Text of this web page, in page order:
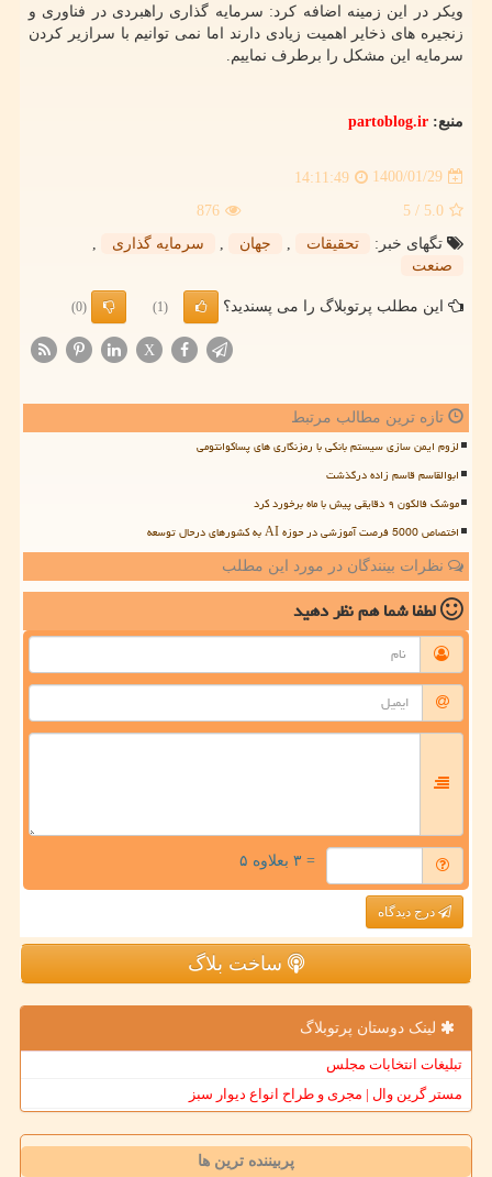
ویکر در این زمینه اضافه کرد: سرمایه گذاری راهبردی در فناوری و
زنجیره های ذخایر اهمیت زیادی دارند اما نمی توانیم با سرازیر کردن
سرمایه این مشکل را برطرف نماییم.
منبع: partoblog.ir
1400/01/29
14:11:49
5.0
/ 5
876
تگهای خبر:
تحقیقات جهان سرمایه گذاری
صنعت
این مطلب پرتوبلاگ را می پسندید؟ (1)
(0)
X
تازه ترین مطالب مرتبط
لزوم ایمن سازی سیستم بانکی با رمزنگاری های پساکوانتومی
ابوالقاسم قاسم زاده درگذشت
موشک فالکون ۹ دقایقی پیش با ماه برخورد کرد
اختصاص 5000 فرصت آموزشی در حوزه AI به کشورهای درحال توسعه
نظرات بینندگان در مورد این مطلب
لطفا شما همنظر دهید
= ۳ بعلاوه ۵
درج دیدگاه
ساخت بلاگ
لینک دوستان پرتوبلاگ
تبلیغات انتخابات مجلس
مستر گرین وال | مجری و طراح انواع دیوار سبز
پربیننده ترین ها